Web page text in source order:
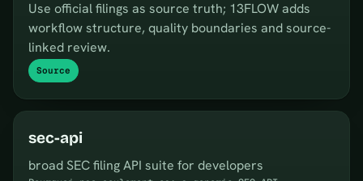
Use official filings as source truth; 13FLOW adds
workflow structure, quality boundaries and source-
linked review.
Source
sec-api
broad SEC filing API suite for developers